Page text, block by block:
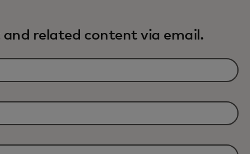
related content via email.